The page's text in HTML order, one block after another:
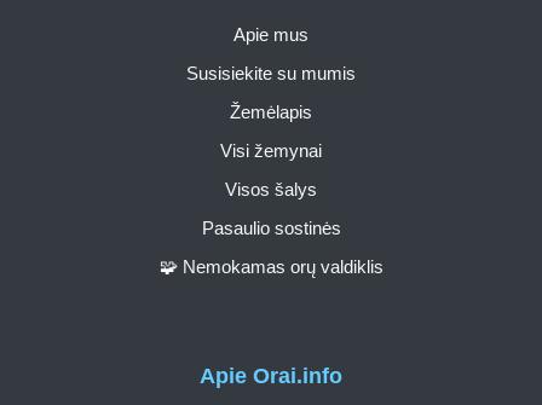
Apie Orai.info
Apie mus
Susisiekite su mumis
Žemėlapis
Visi žemynai
Visos šalys
Pasaulio sostinės
🧩 Nemokamas orų valdiklis